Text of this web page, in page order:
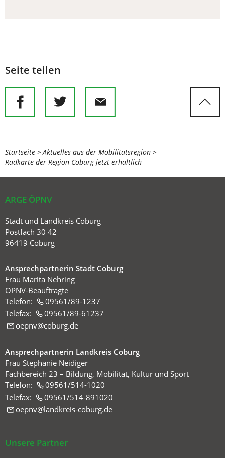
Seite teilen
Sie
befinden
hier:
Startseite
Aktuelles aus der Mobilitätsregion
Radkarte der Region Coburg jetzt erhältlich
ARGE ÖPNV
Stadt und Landkreis Coburg
Postfach 30 42
96419 Coburg
Ansprechpartnerin Stadt Coburg
Frau Marita Nehring
ÖPNV-Beauftragte
Telefon:
09561/89-1237
Telefax:
09561/89-61237
oepnv
coburg de
Ansprechpartnerin Landkreis Coburg
Frau Stephanie Neidiger
Fachbereich 23 – Bildung, Mobilität, Kultur und Sport
Telefon:
09561/514-1020
Telefax:
09561/514-891020
oepnv
landkreis-coburg de
Unsere Partner